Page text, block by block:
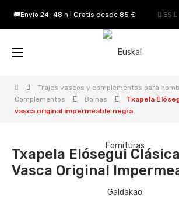
🚚Envío 24–48 h | Gratis desde 85 € ES
Navegación
☰
Trajes vascos y complementos para
Complementos
Boinas
Txapela
vasca original impermeable negra
Txapela Elósegui
Vasca Original